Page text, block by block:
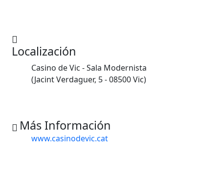
Localización
Casino de Vic - Sala Modernista
(Jacint Verdaguer, 5 - 08500 Vic)
Más Información
www.casinodevic.cat